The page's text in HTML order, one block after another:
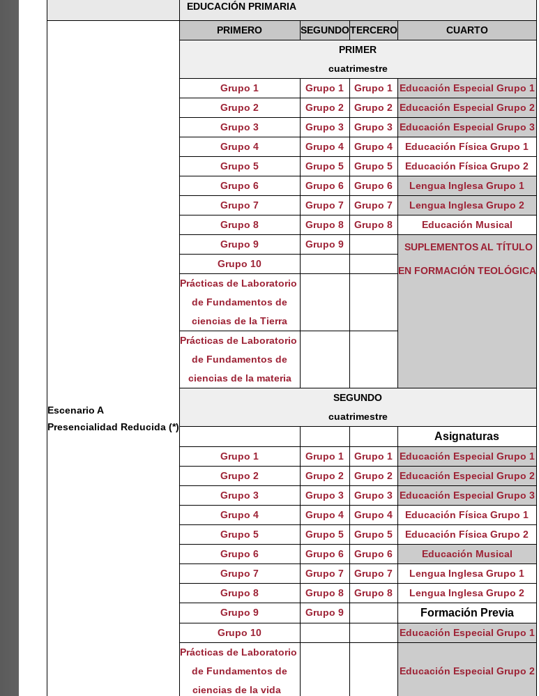
EDUCACIÓN PRIMARIA
Escenario A
Presencialidad Reducida(*)
PRIMERO SEGUNDOTERCERO
CUARTO
PRIMER
cuatrimestre
Grupo 1
Grupo 1 Grupo 1
Educación Especial Grupo 1
Grupo 2
Grupo 2 Grupo 2
Educación Especial Grupo 2
Grupo 3
Grupo 3 Grupo 3
Educación Especial Grupo 3
Grupo 4
Grupo 4 Grupo 4
Educación Física Grupo 1
Grupo 5
Grupo 5 Grupo 5
Educación Física Grupo 2
Grupo 6
Grupo 6 Grupo 6
Lengua Inglesa Grupo 1
Grupo 7
Grupo 7 Grupo 7
Lengua Inglesa Grupo 2
Grupo 8
Grupo 8 Grupo 8
Educación Musical
Grupo 9
Grupo 9 SUPLEMENTOS AL TÍTULO
EN FORMACIÓN TEOLÓGICA
Grupo 10
Prácticas de Laboratorio
de Fundamentos de
ciencias de la Tierra
Prácticas de Laboratorio
de Fundamentos de
ciencias de la materia
SEGUNDO
cuatrimestre
Asignaturas
Grupo 1 Grupo 1 Grupo 1
Educación Especial Grupo 1
Grupo 2
Grupo 2 Grupo 2
Educación Especial Grupo 2
Grupo 3
Grupo 3 Grupo 3
Educación Especial Grupo 3
Grupo 4
Grupo 4 Grupo 4
Educación Física Grupo 1
Grupo 5
Grupo 5 Grupo 5
Educación Física Grupo 2
Grupo 6
Grupo 6 Grupo 6
Educación Musical
Grupo 7
Grupo 7 Grupo 7
Lengua Inglesa Grupo 1
Grupo 8
Grupo 8 Grupo 8
Lengua Inglesa Grupo 2
Grupo 9
Grupo 9 Formación Previa
Grupo 10
Educación Especial Grupo 1
Prácticas de Laboratorio
de Fundamentos de
ciencias de la vida
Educación Especial Grupo 2